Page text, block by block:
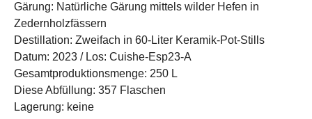
Gärung: Natürliche Gärung mittels wilder Hefen in
Zedernholzfässern
Destillation: Zweifach in 60-Liter Keramik-Pot-Stills
Datum: 2023 / Los: Cuishe-Esp23-A
Gesamtproduktionsmenge: 250 L
Diese Abfüllung: 357 Flaschen
Lagerung: keine